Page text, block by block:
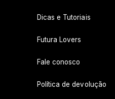
Dicas e Tutoriais
Futura Lovers
Fale conosco
Política de devolução